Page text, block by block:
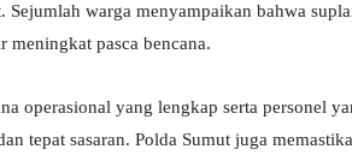
Sejumlah warga menyampaikan bahwa
meningkat pasca bencana.
operasional yang lengkap serta personel
tepat sasaran. Polda Sumut juga